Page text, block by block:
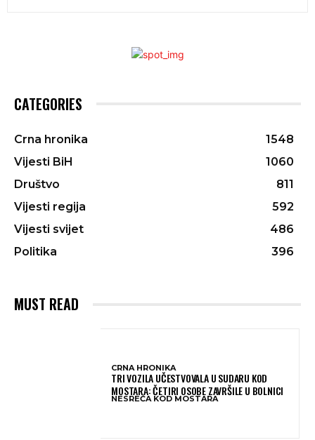
CATEGORIES
Crna hronika
1548
Vijesti BiH
1060
Društvo
811
Vijesti regija
592
Vijesti svijet
486
Politika
396
MUST READ
CRNA HRONIKA
TRI VOZILA UČESTVOVALA U SUDARU KOD
MOSTARA: ČETIRI OSOBE ZAVRŠILE U BOLNICI
NESREĆA KOD MOSTARA